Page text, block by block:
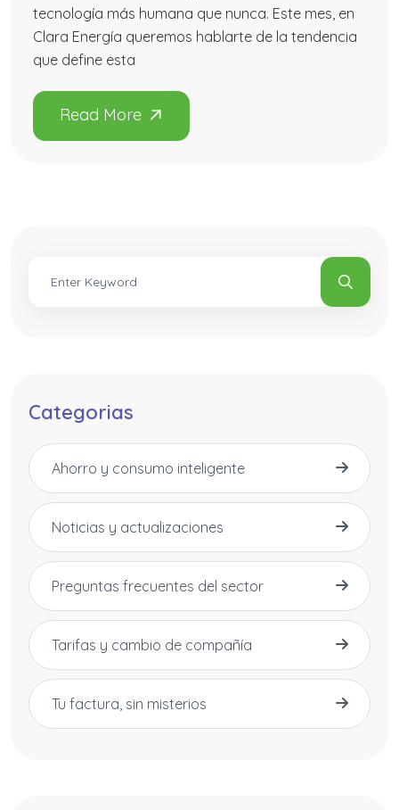
tecnología más humana que nunca. Este mes, en
Clara Energía queremos hablarte de la tendencia
que define esta
Categorias
Ahorro y consumo inteligente
Noticias y actualizaciones
Preguntas frecuentes del sector
Tarifas y cambio de compañía
Tu factura, sin misterios